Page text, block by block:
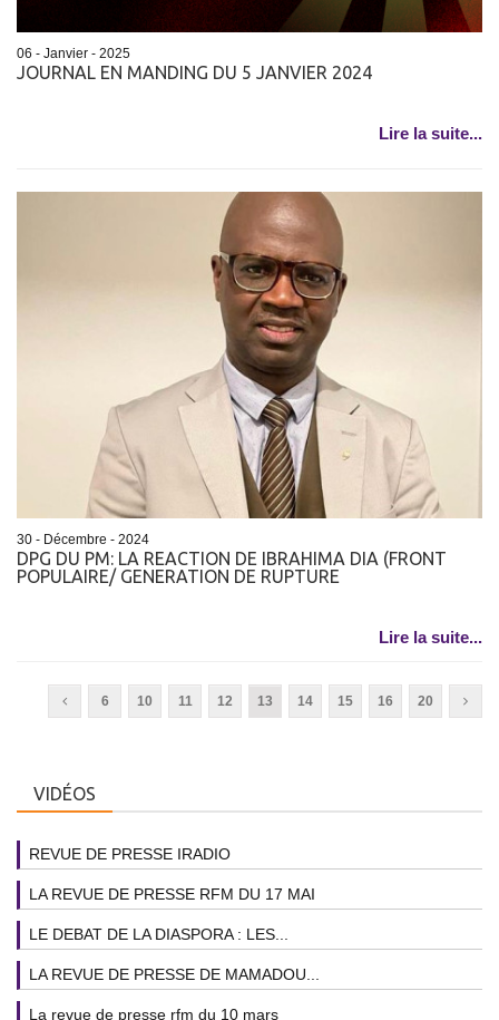
06 - Janvier - 2025
JOURNAL EN MANDING DU 5 JANVIER 2024
Lire la suite...
30 - Décembre - 2024
DPG DU PM: LA REACTION DE IBRAHIMA DIA (FRONT
POPULAIRE/ GENERATION DE RUPTURE
Lire la suite...
6 10 11 12 13 14 15 16 20
VIDÉOS
REVUE DE PRESSE IRADIO
LA REVUE DE PRESSE RFM DU 17 MAI
LE DEBAT DE LA DIASPORA : LES...
LA REVUE DE PRESSE DE MAMADOU...
La revue de presse rfm du 10 mars